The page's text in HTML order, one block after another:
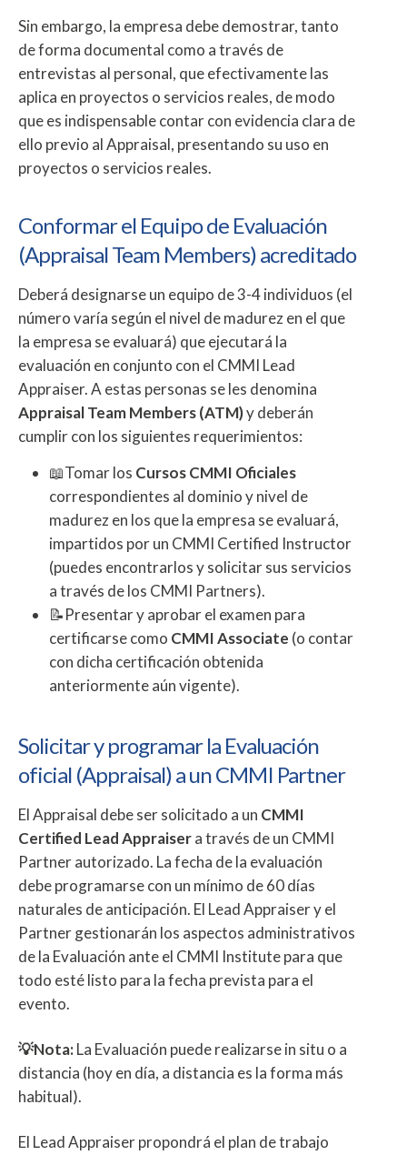
Sin embargo, la empresa debe demostrar, tanto
de forma documental como a través de
entrevistas al personal, que efectivamente las
aplica en proyectos o servicios reales, de modo
que es indispensable contar con evidencia clara de
ello previo al Appraisal, presentando su uso en
proyectos o servicios reales.
Conformar el Equipo de Evaluación
(Appraisal Team Members) acreditado
Deberá designarse un equipo de 3-4 individuos (el
número varía según el nivel de madurez en el que
la empresa se evaluará) que ejecutará la
evaluación en conjunto con el CMMI Lead
Appraiser. A estas personas se les denomina
Appraisal Team Members (ATM)y deberán
cumplir con los siguientes requerimientos:
📖Tomar los Cursos CMMI Oficiales
correspondientes al dominio y nivel de
madurez en los que la empresa se evaluará,
impartidos por un CMMI Certified Instructor
(puedes encontrarlos y solicitar sus servicios
a través de los CMMI Partners).
📝Presentar y aprobar el examen para
certificarse como CMMI Associate (o contar
con dicha certificación obtenida
anteriormente aún vigente).
Solicitar y programar la Evaluación
oficial (Appraisal) a un CMMI Partner
El Appraisal debe ser solicitado a un CMMI
Certified Lead Appraisera través de un CMMI
Partner autorizado. La fecha de la evaluación
debe programarse con un mínimo de 60 días
naturales de anticipación. El Lead Appraiser y el
Partner gestionarán los aspectos administrativos
de la Evaluación ante el CMMI Institute para que
todo esté listo para la fecha prevista para el
evento.
💡Nota:La Evaluación puede realizarse in situ o a
distancia (hoy en día, a distancia es la forma más
habitual).
El Lead Appraiser propondrá el plan de trabajo